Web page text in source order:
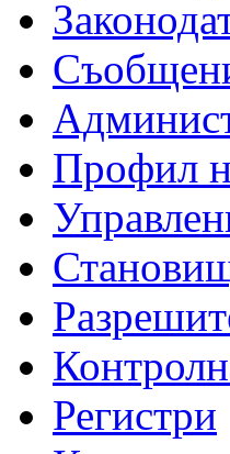
Профил
Регистри